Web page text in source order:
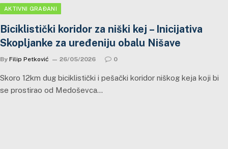
AKTIVNI GRAĐANI
Biciklistički koridor za niški kej – Inicijativa
Skopljanke za uređeniju obalu Nišave
By Filip Petković 26/05/2026 0
Skoro 12km dug biciklistički i pešački koridor niškog keja koji bi
se prostirao od Medoševca…